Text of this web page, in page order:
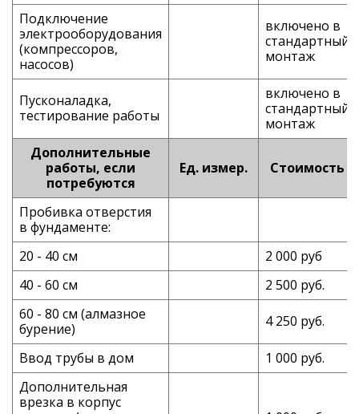
Подключение
электрооборудования
(компрессоров,
насосов)
включено в
стандартный
монтаж
Пусконаладка,
тестирование работы
включено в
стандартный
монтаж
Дополнительные
работы, если
потребуются
Ед. измер. Стоимость
Пробивка отверстия
в фундаменте:
20 - 40 см
2 000 руб
40 - 60 см
2 500 руб.
60 - 80 см (алмазное
бурение)
4 250 руб.
Ввод трубы в дом
1 000 руб.
Дополнительная
врезка в корпус